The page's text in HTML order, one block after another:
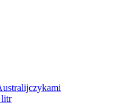
litr